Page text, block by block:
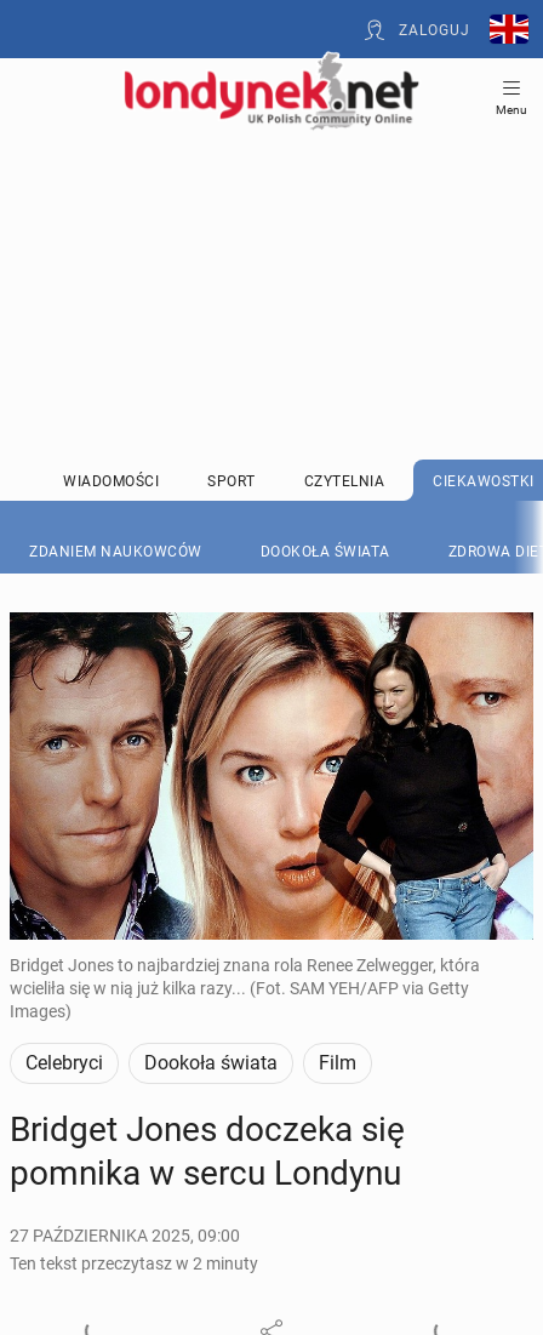
ZALOGUJ
Menu
WIADOMOŚCI SPORT CZYTELNIA CIEKAWOSTKI
ZDANIEM NAUKOWCÓW DOOKOŁA ŚWIATA ZDROWA
Bridget Jones to najbardziej znana rola Renee Zelwegger, która
wcieliła się w nią już kilka razy... (Fot. SAM YEH/AFP via Getty
Images)
Celebryci Dookoła świata Film
Bridget Jones doczeka się
pomnika w sercu Londynu
27 PAŹDZIERNIKA 2025, 09:00
Ten tekst przeczytasz w 2 minuty